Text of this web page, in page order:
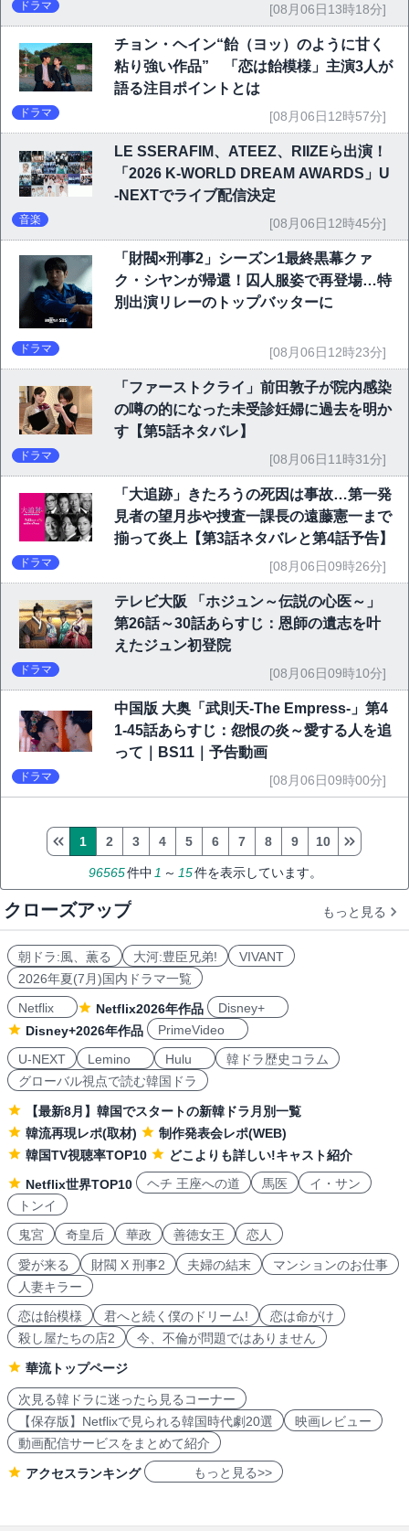
ドラマ [08月06日13時18分]
チョン・ヘイン“飴（ヨッ）のように甘く
粘り強い作品” 「恋は飴模様」主演3人が
語る注目ポイントとは
ドラマ [08月06日12時57分]
LE SSERAFIM、ATEEZ、RIIZEら出演！
「2026 K-WORLD DREAM AWARDS」U
-NEXTでライブ配信決定
音楽 [08月06日12時45分]
「財閥×刑事2」シーズン1最終黒幕クァ
ク・シヤンが帰還！囚人服姿で再登場…特
別出演リレーのトップバッターに
ドラマ [08月06日12時23分]
「ファーストクライ」前田敦子が院内感染
の噂の的になった未受診妊婦に過去を明か
す【第5話ネタバレ】
ドラマ [08月06日11時31分]
「大追跡」きたろうの死因は事故…第一発
見者の望月歩や捜査一課長の遠藤憲一まで
揃って炎上【第3話ネタバレと第4話予告】
ドラマ [08月06日09時26分]
テレビ大阪 「ホジュン～伝説の心医～」
第26話～30話あらすじ：恩師の遺志を叶
えたジュン初登院
ドラマ [08月06日09時10分]
中国版 大奥「武則天-The Empress-」第4
1-45話あらすじ：怨恨の炎～愛する人を追
って｜BS11｜予告動画
ドラマ [08月06日09時00分]
96565件中 1 ～ 15件を表示しています。
1 2 3 4 5 6 7 8 9 10
クローズアップ もっと見る
朝ドラ:風、薫る 大河:豊臣兄弟!
VIVANT
2026年夏(7月)国内ドラマ一覧
Netflix
Netflix2026年作品
Disney+
Disney+2026年作品
PrimeVideo
U-NEXT
Lemino Hulu
韓ドラ歴史コラム
グローバル視点で読む韓国ドラ
【最新8月】韓国でスタートの新韓ドラ月別一覧
韓流再現レポ(取材)
制作発表会レポ(WEB)
韓国TV視聴率TOP10
どこよりも詳しい!キャスト紹介
Netflix世界TOP10
ヘチ 王座への道 馬医
イ・サン
トンイ
鬼宮
奇皇后 華政 善徳女王 恋人
愛が来る 財閥 X 刑事2 夫婦の結末
マンションのお仕事
人妻キラー
恋は飴模様
君へと続く僕のドリーム!
恋は命がけ
殺し屋たちの店2
今、不倫が問題ではありません
華流トップページ
次見る韓ドラに迷ったら見るコーナー
【保存版】Netflixで見られる韓国時代劇20選
映画レビュー
動画配信サービスをまとめて紹介
アクセスランキング もっと見る>>